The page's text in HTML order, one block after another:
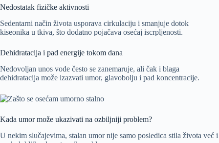
Nedostatak fizičke aktivnosti
Sedentarni način života usporava cirkulaciju i smanjuje dotok
kiseonika u tkiva, što dodatno pojačava osećaj iscrpljenosti.
Dehidratacija i pad energije tokom dana
Nedovoljan unos vode često se zanemaruje, ali čak i blaga
dehidratacija može izazvati umor, glavobolju i pad koncentracije.
Kada umor može ukazivati na ozbiljniji problem?
U nekim slučajevima, stalan umor nije samo posledica stila života već i